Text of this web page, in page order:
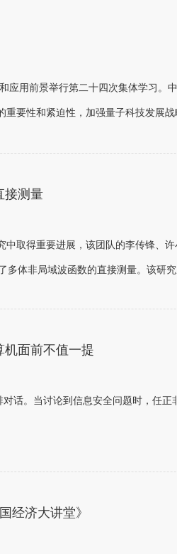
应用前景举行第二十四次集体学习。
要性和紧迫性，加强量子科技发展
接测量
取得重要进展，该团队的李传锋、
体非局域波函数的直接测量。该研
面前不值一提
话。当讨论到信息安全问题时，任正
经济大讲堂》